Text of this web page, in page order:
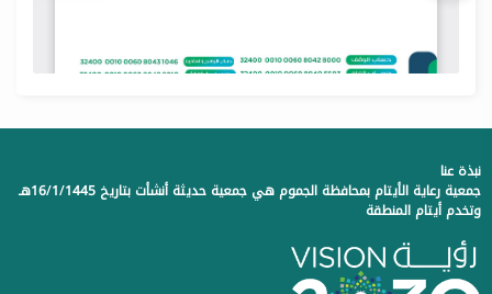
نبذة عنا
جمعية رعاية الأيتام بمحافظة الجموم هي جمعية حديثة أنشأت بتاريخ 16/1/1445هـ
وتخدم أيتام المنطقة